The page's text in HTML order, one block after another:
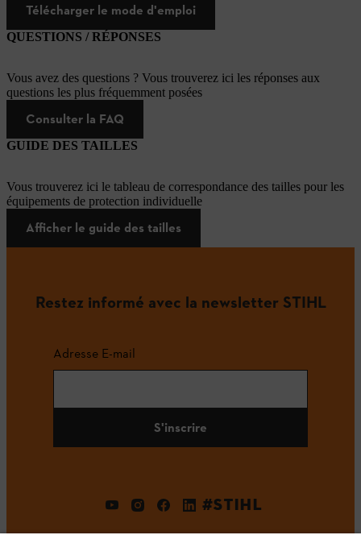
Télécharger le mode d'emploi
QUESTIONS / RÉPONSES
Vous avez des questions ? Vous trouverez ici les réponses aux
questions les plus fréquemment posées
Consulter la FAQ
GUIDE DES TAILLES
Vous trouverez ici le tableau de correspondance des tailles pour les
équipements de protection individuelle
Afficher le guide des tailles
Restez informé avec la newsletter STIHL
Adresse E-mail
S'inscrire
#STIHL